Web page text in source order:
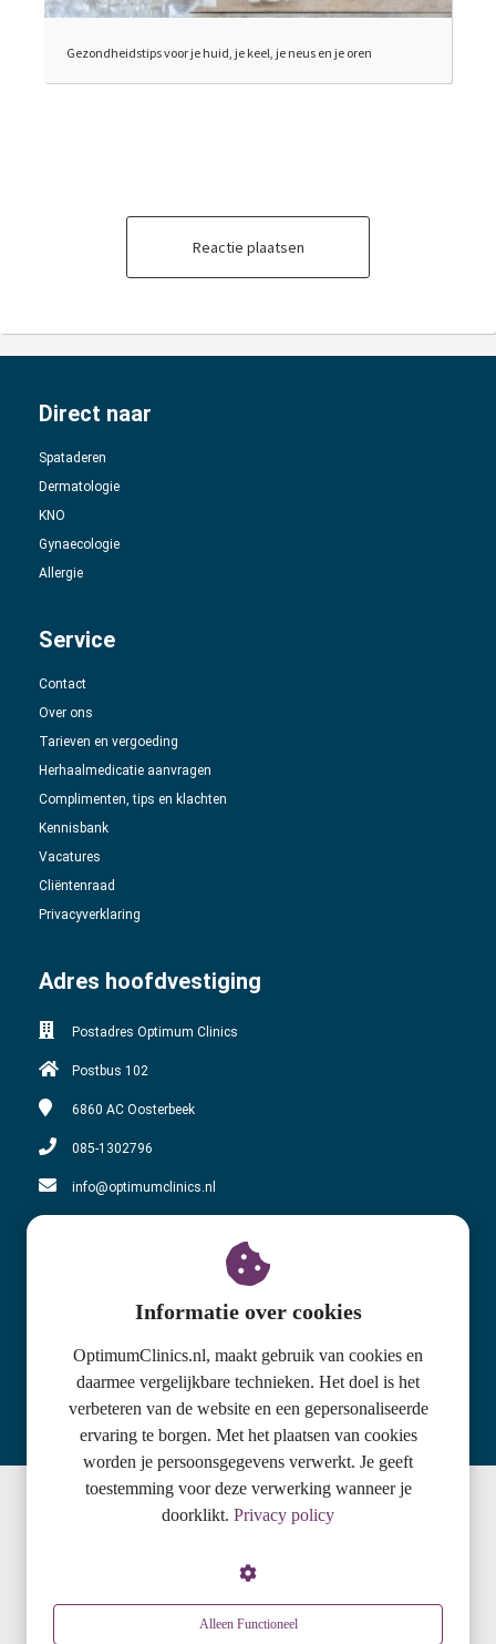
Gezondheidstips voor je huid, je keel, je neus en je oren
Reactie plaatsen
Direct naar
Spataderen
Dermatologie
KNO
Gynaecologie
Allergie
Service
Contact
Over ons
Tarieven en vergoeding
Herhaalmedicatie aanvragen
Complimenten, tips en klachten
Kennisbank
Vacatures
Cliëntenraad
Privacyverklaring
Adres hoofdvestiging
Postadres Optimum Clinics
Postbus 102
6860 AC Oosterbeek
085-1302796
info@optimumclinics.nl
BTW nummer: NL858610863B01
Adres locatie Oosterbeek
Utrechtseweg 159-C
6862 AH Oosterbeek
085-1302796
© 2020 Optimum Clinics
Informatie over cookies
OptimumClinics.nl, maakt gebruik van cookies en
daarmee vergelijkbare technieken. Het doel is het
verbeteren van de website en een gepersonaliseerde
ervaring te borgen. Met het plaatsen van cookies
worden je persoonsgegevens verwerkt. Je geeft
toestemming voor deze verwerking wanneer je
doorklikt. Privacy policy
Alleen Functioneel